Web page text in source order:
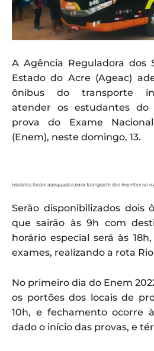
A Agência Reguladora dos
Estado do Acre (Ageac)
ônibus do transporte
atender os estudantes
prova do Exame
(Enem), neste domingo, 13.
Horários foram adequados para transporte dos inscritos no
Serão disponibilizados dois
que sairão às 9h com
horário especial será às
exames, realizando a rota
No primeiro dia do Enem
os portões dos locais de
10h, e fechamento ocorre
dado o início das provas, e